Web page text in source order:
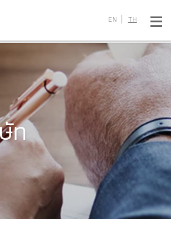
EN TH
ท